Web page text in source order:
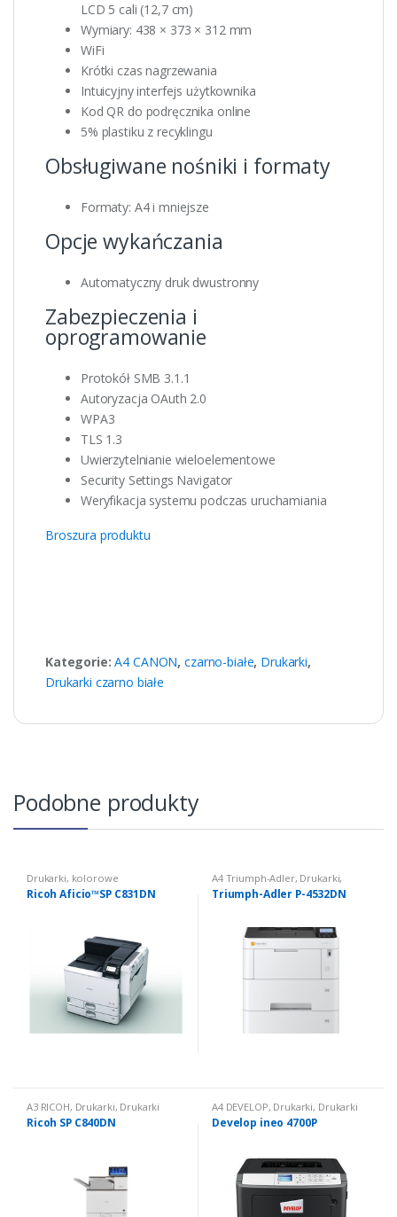
LCD 5 cali (12,7 cm)
Wymiary: 438 × 373 × 312 mm
WiFi
Krótki czas nagrzewania
Intuicyjny interfejs użytkownika
Kod QR do podręcznika online
5% plastiku z recyklingu
Obsługiwane nośniki i formaty
Formaty: A4 i mniejsze
Opcje wykańczania
Automatyczny druk dwustronny
Zabezpieczenia i
oprogramowanie
Protokół SMB 3.1.1
Autoryzacja OAuth 2.0
WPA3
TLS 1.3
Uwierzytelnianie wieloelementowe
Security Settings Navigator
Weryfikacja systemu podczas uruchamiania
Broszura produktu
Kategorie:A4 CANON,czarno-białe, Drukarki,
Drukarki czarno białe
Podobne produkty
Drukarki, kolorowe
Ricoh Aficio™SP C831DN
A4 Triumph-Adler, Drukarki,
Drukarki czarno białe
Triumph-Adler P-4532DN
A3 RICOH, Drukarki, Drukarki
kolorowe
Ricoh SP C840DN
A4 DEVELOP, Drukarki, Drukarki
czarno białe
Develop ineo 4700P